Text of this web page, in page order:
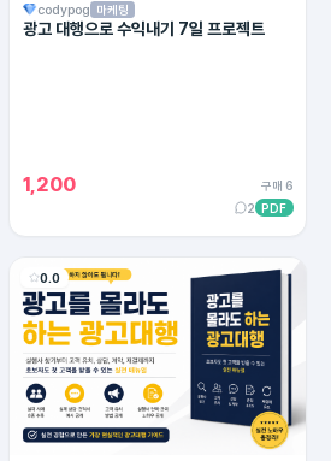
codypog 마케팅
광고 대행으로 수익내기 7일 프로젝트
1,200
구매 6
2 PDF
0.0